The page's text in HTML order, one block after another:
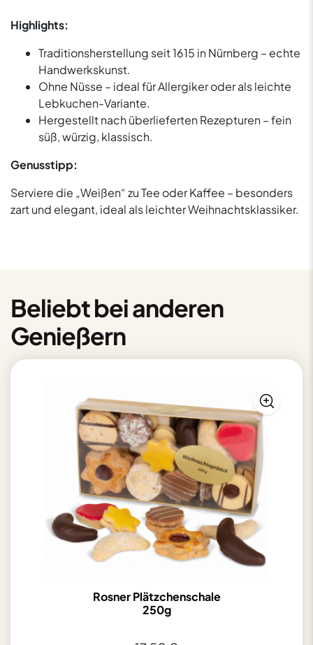
Highlights:
Traditionsherstellung seit 1615 in Nürnberg – echte
Handwerkskunst.
Ohne Nüsse – ideal für Allergiker oder als leichte
Lebkuchen-Variante.
Hergestellt nach überlieferten Rezepturen – fein
süß, würzig, klassisch.
Genusstipp:
Serviere die „Weißen“ zu Tee oder Kaffee – besonders
zart und elegant, ideal als leichter Weihnachtsklassiker.
Beliebt bei anderen
Genießern
Rosner Plätzchenschale
250g